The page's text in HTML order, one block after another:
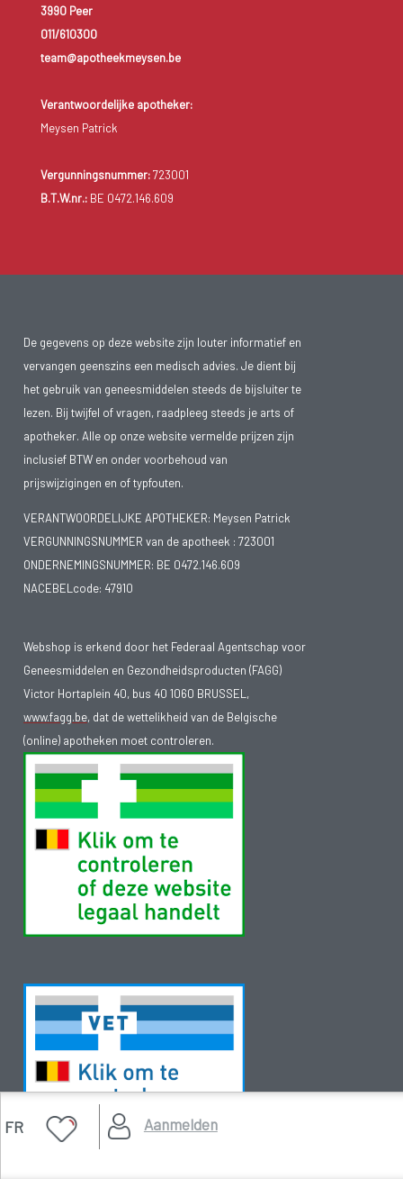
FR Aanmelden
3990 Peer
011/610300
team@apotheekmeysen.be
Verantwoordelijke apotheker:
Meysen Patrick
Vergunningsnummer:723001
B.T.W.nr.:BE 0472.146.609
De gegevens op deze website zijn louter informatief en
vervangen geenszins een medisch advies. Je dient bij
het gebruik van geneesmiddelen steeds de bijsluiter te
lezen. Bij twijfel of vragen, raadpleeg steeds je arts of
apotheker. Alle op onze website vermelde prijzen zijn
inclusief BTW en onder voorbehoud van
prijswijzigingen en of typfouten.
VERANTWOORDELIJKE APOTHEKER: Meysen Patrick
VERGUNNINGSNUMMER van de apotheek : 723001
ONDERNEMINGSNUMMER: BE 0472.146.609
NACEBELcode: 47910
Webshop is erkend door het Federaal Agentschap voor
Geneesmiddelen en Gezondheidsproducten (FAGG)
Victor Hortaplein 40, bus 40 1060 BRUSSEL,
www.fagg.be, dat de wettelikheid van de Belgische
(online) apotheken moet controleren.